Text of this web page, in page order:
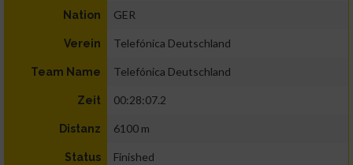
Nation GER
Verein Telefónica Deutschland
Team Name Telefónica Deutschland
Zeit 00:28:07.2
Distanz 6100 m
Status Finished